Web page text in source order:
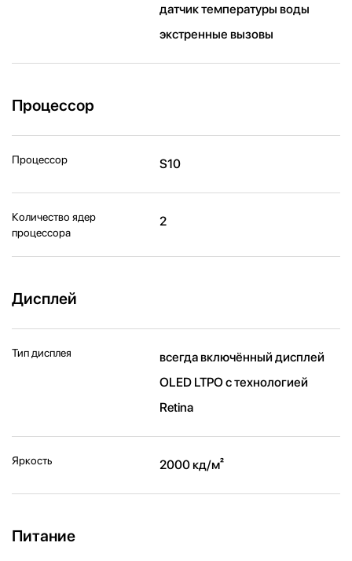
датчик температуры воды
экстренные вызовы
Процессор
Процессор S10
Количество ядер
процессора
2
Дисплей
Тип дисплея
всегда включённый дисплей
OLED LTPO с технологией
Retina
Яркость 2000 кд/ м²
Питание